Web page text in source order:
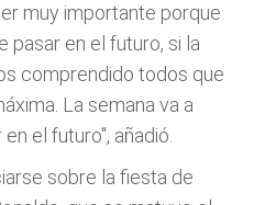
muy importante porque
pasar en el futuro, si la
comprendido todos que
La semana va a
el futuro", añadió.
sobre la fiesta de